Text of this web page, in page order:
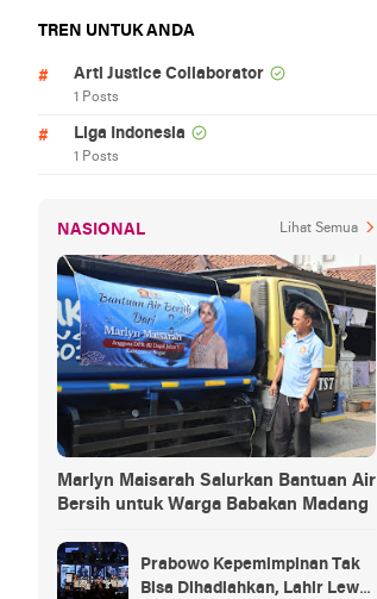
TREN UNTUK ANDA
Arti Justice Collaborator
1 Posts
Liga Indonesia
1 Posts
NASIONAL Lihat Semua
Marlyn Maisarah Salurkan Bantuan Air
Bersih untuk Warga Babakan Madang
Prabowo Kepemimpinan Tak
Bisa Dihadiahkan, Lahir Lewat